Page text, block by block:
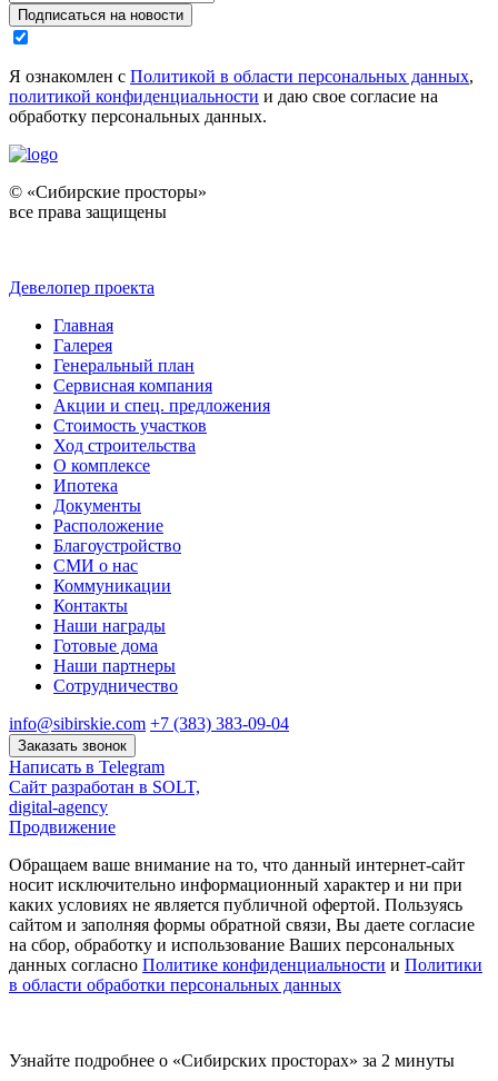
Подписаться на новости
Я ознакомлен с Политикой в области персональных данных,
политикой конфиденциальности и даю свое согласие на
обработку персональных данных.
© «Сибирские просторы»
все права защищены
Девелопер проекта
Главная
Галерея
Генеральный план
Сервисная компания
Акции и спец. предложения
Стоимость участков
Ход строительства
О комплексе
Ипотека
Документы
Расположение
Благоустройство
СМИ о нас
Коммуникации
Контакты
Наши награды
Готовые дома
Наши партнеры
Сотрудничество
info@sibirskie.com +7 (383) 383-09-04
Заказать звонок
Написать в Telegram
Сайт разработан в SOLT,
digital-agency
Продвижение
Обращаем ваше внимание на то, что данный интернет-сайт
носит исключительно информационный характер и ни при
каких условиях не является публичной офертой. Пользуясь
сайтом и заполняя формы обратной связи, Вы даете согласие
на сбор, обработку и использование Ваших персональных
данных согласно Политике конфиденциальности и Политики
в области обработки персональных данных
Узнайте подробнее о «Сибирских просторах» за 2 минуты